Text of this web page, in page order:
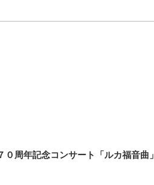
周年記念コンサート「ルカ福音曲」